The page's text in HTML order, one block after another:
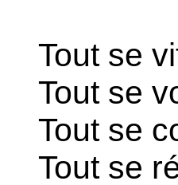
Tout se
Tout se
Tout se
Tout se